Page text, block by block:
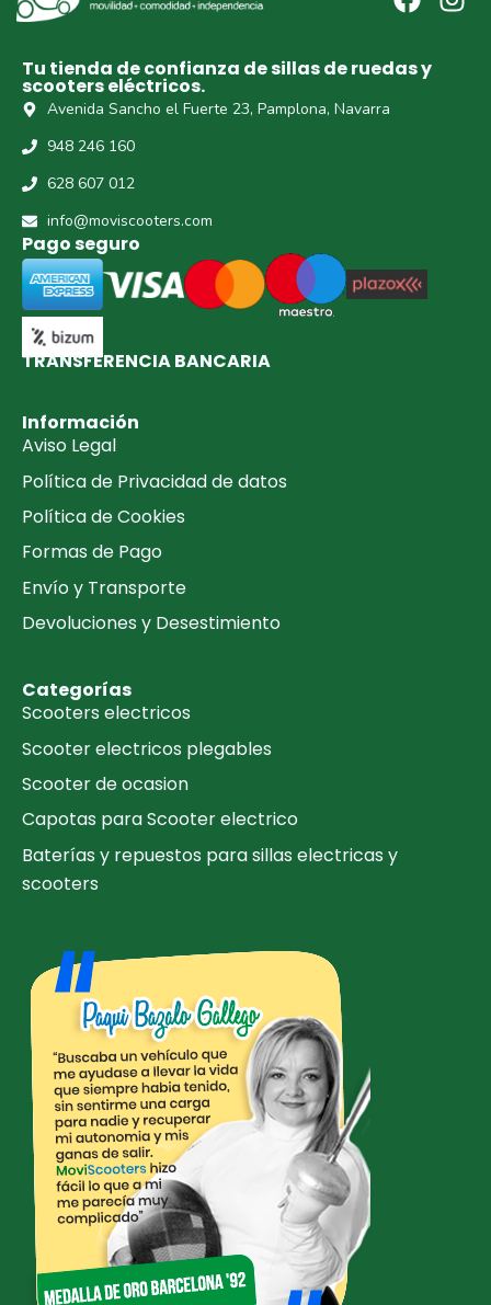
Tu tienda de confianza de sillas de ruedas y
scooters eléctricos.
Avenida Sancho el Fuerte 23, Pamplona, Navarra
948 246 160
628 607 012
info@moviscooters.com
Pago seguro
TRANSFERENCIA BANCARIA​
Información
Aviso Legal
Política de Privacidad de datos
Política de Cookies
Formas de Pago
Envío y Transporte
Devoluciones y Desestimiento
Categorías
Scooters electricos
Scooter electricos plegables
Scooter de ocasion
Capotas para Scooter electrico
Baterías y repuestos para sillas electricas y
scooters